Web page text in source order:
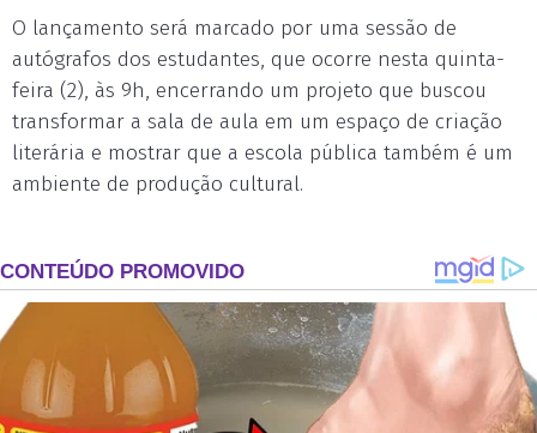
O lançamento será marcado por uma sessão de
autógrafos dos estudantes, que ocorre nesta quinta-
feira (2), às 9h, encerrando um projeto que buscou
transformar a sala de aula em um espaço de criação
literária e mostrar que a escola pública também é um
ambiente de produção cultural.